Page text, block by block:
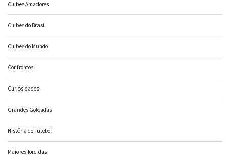
Clubes Amadores
Clubes do Brasil
Clubes do Mundo
Confrontos
Curiosidades
Grandes Goleadas
História do Futebol
Maiores Torcidas